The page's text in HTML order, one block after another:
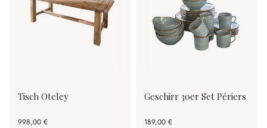
Tisch Oteley
998,00 €
Geschirr 30er Set Périers
189,00 €